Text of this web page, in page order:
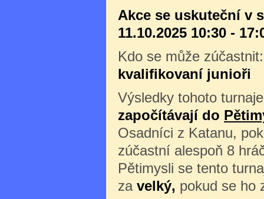
Akce se uskuteční v
11.10.2025 10:30 -
Kdo se může
kvalifikovaní junioři
Výsledky tohoto
započítávají do
Osadníci z Katanu,
zúčastní alespoň 8
Pětimysli se tento
za velký, pokud se ho